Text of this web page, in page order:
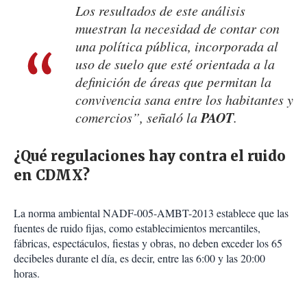
Los resultados de este análisis
muestran la necesidad de contar con
una política pública, incorporada al
uso de suelo que esté orientada a la
definición de áreas que permitan la
convivencia sana entre los habitantes y
comercios”, señaló laPAOT.
¿Qué regulaciones hay contra el ruido
en CDMX?
La norma ambiental NADF-005-AMBT-2013 establece que las
fuentes de ruido fijas, como establecimientos mercantiles,
fábricas, espectáculos, fiestas y obras, no deben exceder los 65
decibeles durante el día, es decir, entre las 6:00 y las 20:00
horas.